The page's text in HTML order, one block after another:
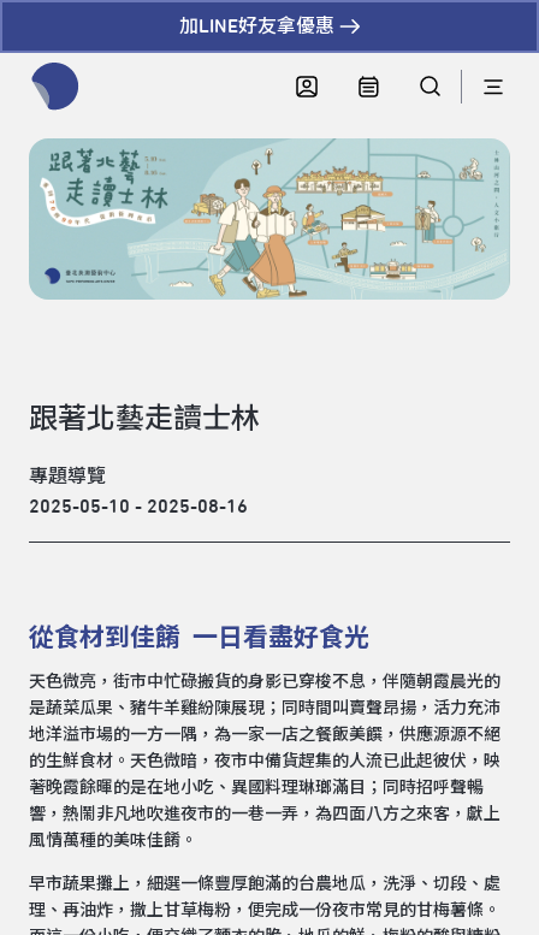
加LINE好友拿優惠
跟著北藝走讀士林
專題導覽
2025-05-10 - 2025-08-16
從食材到佳餚 一日看盡好食光
天色微亮，街市中忙碌搬貨的身影已穿梭不息，伴隨朝霞晨光的
是蔬菜瓜果、豬牛羊雞紛陳展現；同時間叫賣聲昂揚，活力充沛
地洋溢市場的一方一隅，為一家一店之餐飯美饌，供應源源不絕
的生鮮食材。天色微暗，夜市中備貨趕集的人流已此起彼伏，映
著晚霞餘暉的是在地小吃、異國料理琳瑯滿目；同時招呼聲暢
響，熱鬧非凡地吹進夜市的一巷一弄，為四面八方之來客，獻上
風情萬種的美味佳餚。
早市蔬果攤上，細選一條豐厚飽滿的台農地瓜，洗淨、切段、處
理、再油炸，撒上甘草梅粉，便完成一份夜市常見的甘梅薯條。